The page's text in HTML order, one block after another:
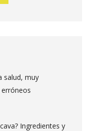
salud, muy
Ingredientes y